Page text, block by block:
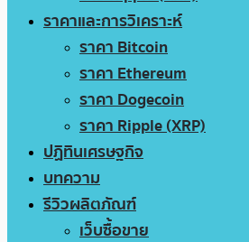
ราคาและการวิเคราะห์
ราคา Bitcoin
ราคา Ethereum
ราคา Dogecoin
ราคา Ripple (XRP)
ปฏิทินเศรษฐกิจ
บทความ
รีวิวผลิตภัณฑ์
เว็บซื้อขาย